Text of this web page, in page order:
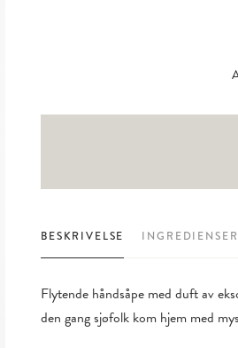
BESKRIVELSE INGREDIENSER
Flytende håndsåpe med duft av
den gang sjøfolk kom hjem med